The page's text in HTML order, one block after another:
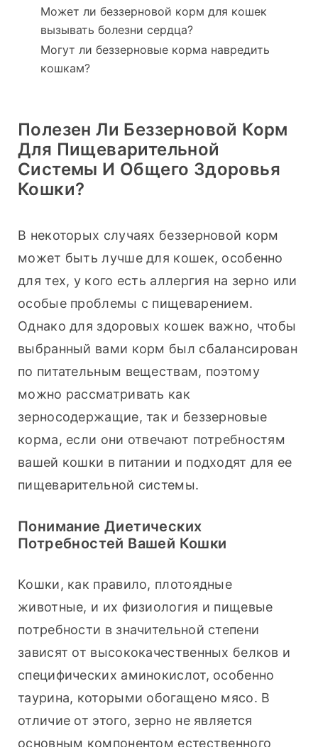
Может ли беззерновой корм для кошек
вызывать болезни сердца?
Могут ли беззерновые корма навредить
кошкам?
Полезен Ли Беззерновой Корм
Для Пищеварительной
Системы И Общего Здоровья
Кошки?
В некоторых случаях беззерновой корм
может быть лучше для кошек, особенно
для тех, у кого есть аллергия на зерно или
особые проблемы с пищеварением.
Однако для здоровых кошек важно, чтобы
выбранный вами корм был сбалансирован
по питательным веществам, поэтому
можно рассматривать как
зерносодержащие, так и беззерновые
корма, если они отвечают потребностям
вашей кошки в питании и подходят для ее
пищеварительной системы.
Понимание Диетических
Потребностей Вашей Кошки
Кошки, как правило, плотоядные
животные, и их физиология и пищевые
потребности в значительной степени
зависят от высококачественных белков и
специфических аминокислот, особенно
таурина, которыми обогащено мясо. В
отличие от этого, зерно не является
основным компонентом естественного